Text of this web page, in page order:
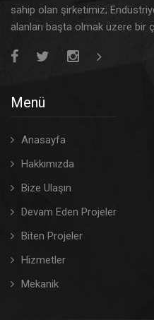
sahip olan şirketimiz;
alanları başta olmak üzere bir
Menü
Anasayfa
Hakkımızda
Bize Ulaşın
Devam Eden Projeler
Biten Projeler
Hizmetler
Mekanik